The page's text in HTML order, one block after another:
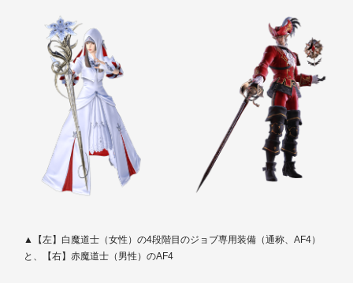
▲【左】白魔道士（女性）の4段階目のジョブ専用装備（通称、AF4）
と、【右】赤魔道士（男性）のAF4